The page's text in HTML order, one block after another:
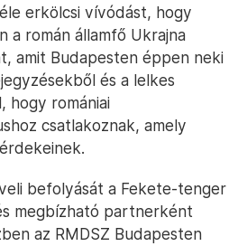
erkölcsi vívódást, hogy
a román államfő Ukrajna
amit Budapesten éppen neki
és a lelkes
hogy romániai
csatlakoznak, amely
befolyását a Fekete-tenger
megbízható partnerként
az RMDSZ Budapesten